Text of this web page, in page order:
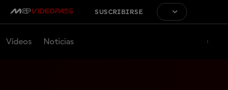
SUSCRIBIRSE
Vídeos Noticias